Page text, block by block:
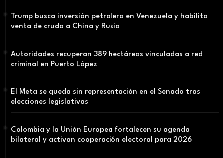
Trump busca inversión petrolera en Venezuela y habilita
venta de crudo a China y Rusia
Autoridades recuperan 389 hectáreas vinculadas a red
criminal en Puerto López
El Meta se queda sin representación en el Senado tras
elecciones legislativas
Colombia y la Unión Europea fortalecen su agenda
bilateral y activan cooperación electoral para 2026